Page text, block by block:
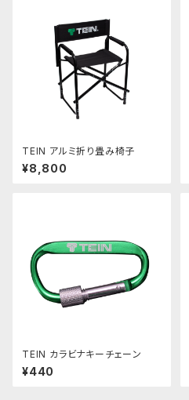
TEIN アルミ折り畳み椅子
¥8,800
TEIN カラビナキーチェーン
¥440